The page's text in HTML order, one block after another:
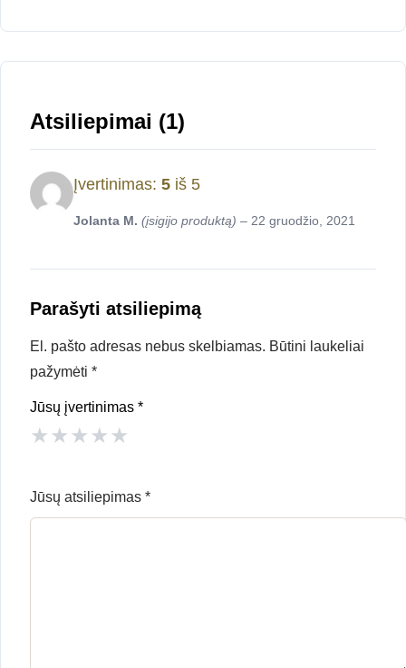
Atsiliepimai (1)
Įvertinimas: 5 iš 5
Jolanta M. (įsigijo produktą) – 22 gruodžio, 2021
Parašyti atsiliepimą
El. pašto adresas nebus skelbiamas. Būtini laukeliai
pažymėti *
Jūsų įvertinimas *
★★★★★
Jūsų atsiliepimas *